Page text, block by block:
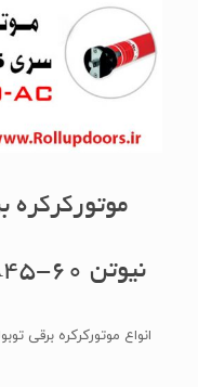
نیوتن HA45-60، موتور کرکره Hutte